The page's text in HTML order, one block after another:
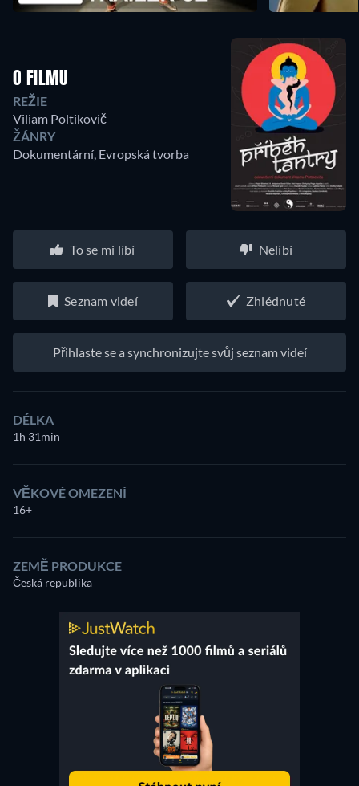
O FILMU
REŽIE
Viliam Poltikovič
ŽÁNRY
Dokumentární, Evropská tvorba
To se mi líbí Nelíbí
Seznam videí Zhlédnuté
Přihlaste se a synchronizujte svůj seznam videí
DÉLKA
1h 31min
VĚKOVÉ OMEZENÍ
16+
ZEMĚ PRODUKCE
Česká republika